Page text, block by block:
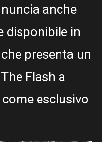
anche
disponibile in
presenta un
Flash a
esclusivo